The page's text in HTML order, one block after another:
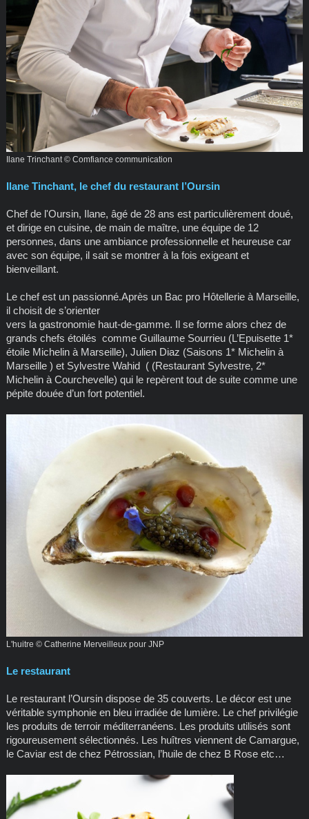
Ilane Trinchant © Comfiance communication
Ilane Tinchant, le chef du restaurant l’Oursin
Chef de l'Oursin, Ilane, âgé de 28 ans est particulièrement doué,
et dirige en cuisine, de main de maître, une équipe de 12
personnes, dans une ambiance professionnelle et heureuse car
avec son équipe, il sait se montrer à la fois exigeant et
bienveillant.
Le chef est un passionné.Après un Bac pro Hôtellerie à Marseille,
il choisit de s’orienter
vers la gastronomie haut-de-gamme. Il se forme alors chez de
grands chefs étoilés comme Guillaume Sourrieu (L’Epuisette 1*
étoile Michelin à Marseille), Julien Diaz (Saisons 1* Michelin à
Marseille ) et Sylvestre Wahid ( (Restaurant Sylvestre, 2*
Michelin à Courchevelle) qui le repèrent tout de suite comme une
pépite douée d’un fort potentiel.
L'huitre © Catherine Merveilleux pour JNP
Le restaurant
Le restaurant l’Oursin dispose de 35 couverts. Le décor est une
véritable symphonie en bleu irradiée de lumière. Le chef privilégie
les produits de terroir méditerranéens. Les produits utilisés sont
rigoureusement sélectionnés. Les huîtres viennent de Camargue,
le Caviar est de chez Pétrossian, l’huile de chez B Rose etc…